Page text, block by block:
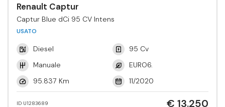
Renault Captur
Captur Blue dCi 95 CV Intens
USATO
Diesel
95 Cv
Manuale
EURO6.
95.837 Km
11/2020
ID U1283689 € 13.250